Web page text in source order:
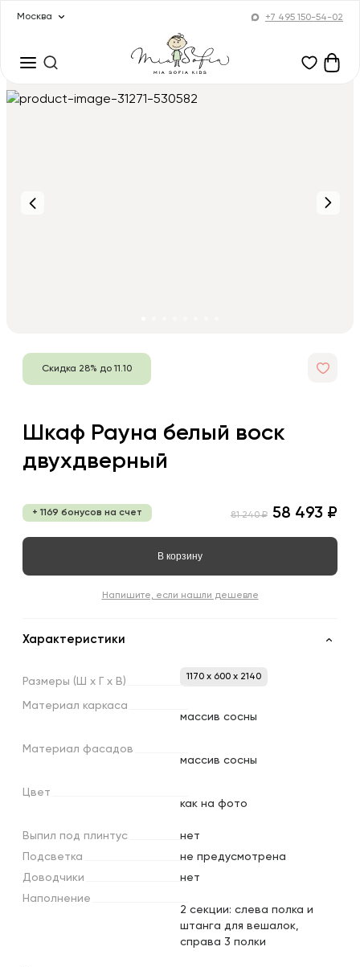
Москва +7 495 150-54-02
Скидка 28% до 11.10
Шкаф Рауна белый воск
двухдверный
+ 1169 бонусов на счет 81 240 ₽ 58 493 ₽
В корзину
Напишите, если нашли дешевле
Характеристики
Размеры (Ш х х В) 1170 x 600 x 2140
Материал каркаса
массив сосны
Материал фасадов
массив сосны
Цвет
как на фото
Выпил под плинтус
нет
Подсветка
не предусмотрена
Доводчики
нет
Наполнение
2 секции: слева полка и
штанга для вешалок,
справа 3 полки